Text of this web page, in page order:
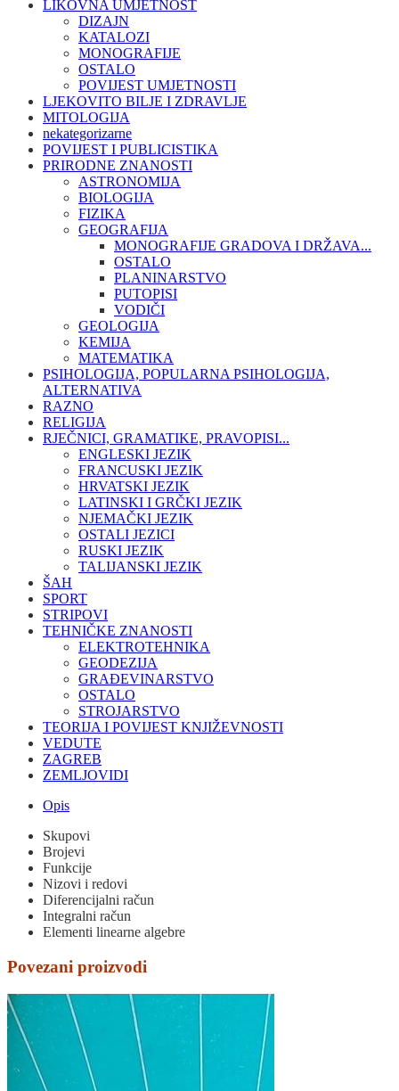
LIKOVNA UMJETNOST
DIZAJN
KATALOZI
MONOGRAFIJE
OSTALO
POVIJEST UMJETNOSTI
LJEKOVITO BILJE I ZDRAVLJE
MITOLOGIJA
nekategorizarne
POVIJEST I PUBLICISTIKA
PRIRODNE ZNANOSTI
ASTRONOMIJA
BIOLOGIJA
FIZIKA
GEOGRAFIJA
MONOGRAFIJE GRADOVA I DRŽAVA...
OSTALO
PLANINARSTVO
PUTOPISI
VODIČI
GEOLOGIJA
KEMIJA
MATEMATIKA
PSIHOLOGIJA, POPULARNA PSIHOLOGIJA,
ALTERNATIVA
RAZNO
RELIGIJA
RJEČNICI, GRAMATIKE, PRAVOPISI...
ENGLESKI JEZIK
FRANCUSKI JEZIK
HRVATSKI JEZIK
LATINSKI I GRČKI JEZIK
NJEMAČKI JEZIK
OSTALI JEZICI
RUSKI JEZIK
TALIJANSKI JEZIK
ŠAH
SPORT
STRIPOVI
TEHNIČKE ZNANOSTI
ELEKTROTEHNIKA
GEODEZIJA
GRAĐEVINARSTVO
OSTALO
STROJARSTVO
TEORIJA I POVIJEST KNJIŽEVNOSTI
VEDUTE
ZAGREB
ZEMLJOVIDI
Opis
Skupovi
Brojevi
Funkcije
Nizovi i redovi
Diferencijalni račun
Integralni račun
Elementi linearne algebre
Povezani proizvodi